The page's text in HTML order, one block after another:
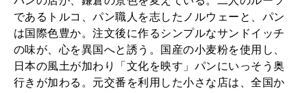
であるトルコ、パン職人を志したノルウェーと、パン
は国際色豊か。注文後に作るシンプルなサンドイッチ
の味が、心を異国へと誘う。国産の小麦粉を使用し、
日本の風土が加わり「文化を映す」パンにいっそう奥
行きが加わる。元交番を利用した小さな店は、全国か